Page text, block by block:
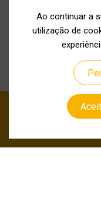
Ao continuar a
utilização de